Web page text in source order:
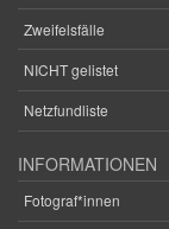
Zweifelsfälle
NICHT gelistet
Netzfundliste
INFORMATIONEN
Fotograf*innen